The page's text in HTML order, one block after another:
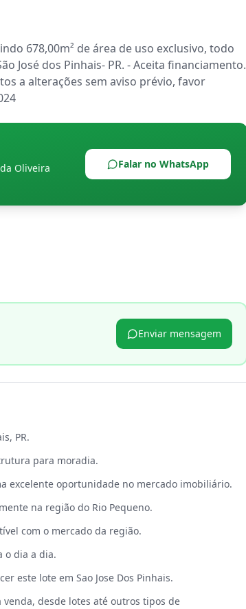
678,00m² de área de uso exclusivo, todo
José dos Pinhais- PR. - Aceita financiamento.
a alterações sem aviso prévio, favor
Oliveira
Falar no WhatsApp
Enviar mensagem
PR.
para moradia.
excelente oportunidade no mercado imobiliário.
na região do Rio Pequeno.
com o mercado da região.
o dia a dia.
este lote em Sao Jose Dos Pinhais.
venda, desde lotes até outros tipos de